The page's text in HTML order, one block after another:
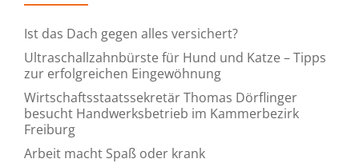
Ist das Dach gegen alles versichert?
Ultraschallzahnbürste für Hund und Katze – Tipps
zur erfolgreichen Eingewöhnung
Wirtschaftsstaatssekretär Thomas Dörflinger
besucht Handwerksbetrieb im Kammerbezirk
Freiburg
Arbeit macht Spaß oder krank